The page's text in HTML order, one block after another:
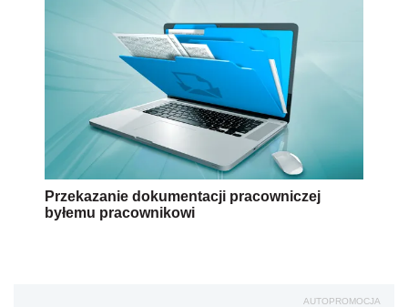
Przekazanie dokumentacji pracowniczej
byłemu pracownikowi
AUTOPROMOCJA